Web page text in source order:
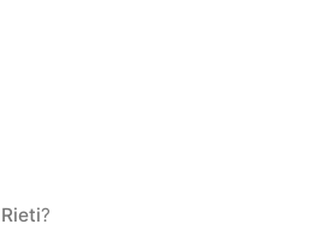
?